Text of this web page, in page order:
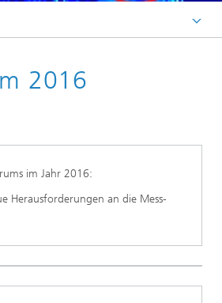
2016
im Jahr 2016:
Herausforderungen an die Mess-